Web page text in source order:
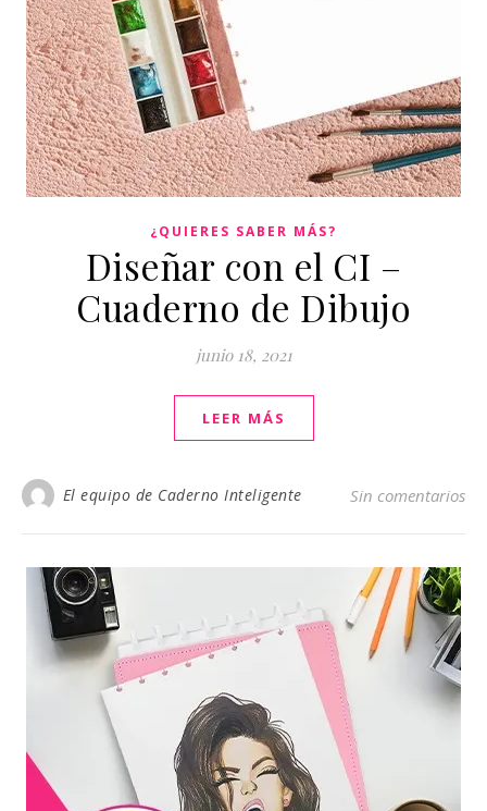
¿QUIERES SABER MÁS?
Diseñar con el CI –
Cuaderno de Dibujo
junio 18, 2021
LEER MÁS
El equipo de Caderno Inteligente Sin comentarios